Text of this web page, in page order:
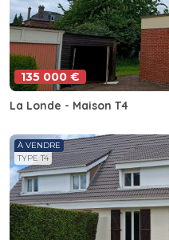
135 000 €
La Londe - Maison T4
À VENDRE
TYPE T4